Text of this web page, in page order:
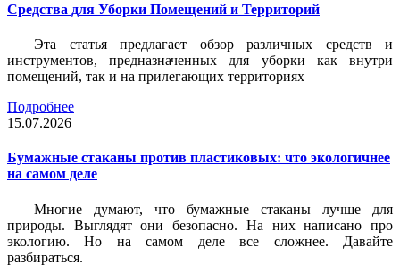
Средства для Уборки Помещений и Территорий
Эта статья предлагает обзор различных средств и
инструментов, предназначенных для уборки как внутри
помещений, так и на прилегающих территориях
Подробнее
15.07.2026
Бумажные стаканы против пластиковых: что экологичнее
на самом деле
Многие думают, что бумажные стаканы лучше для
природы. Выглядят они безопасно. На них написано про
экологию. Но на самом деле все сложнее. Давайте
разбираться.